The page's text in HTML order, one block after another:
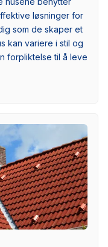
løsninger for
som de skaper et
kan variere i stil og
forpliktelse til å leve